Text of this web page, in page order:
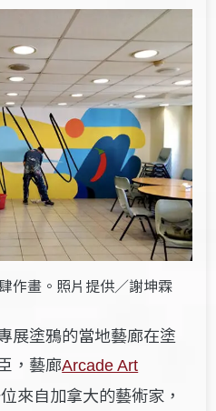
作畫。照片提供／謝坤霖
展塗鴉的當地藝廊在塗
，藝廊Arcade Art
來自加拿大的藝術家，